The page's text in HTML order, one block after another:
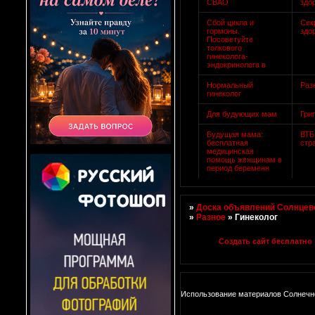
СВАО
Сбой цикла и
гормоны.
Посоветуйте
толкового
гинеколога-
эндокринолога в
Нормальный
гинеколог
Для будующих мам
Будущая мама:
бесплатная
медицинская
помощь женщинам в
период беременн
»Доска объявлений
» Разное » Гинеколог
Создать сайт бесплатно
Использование материалов